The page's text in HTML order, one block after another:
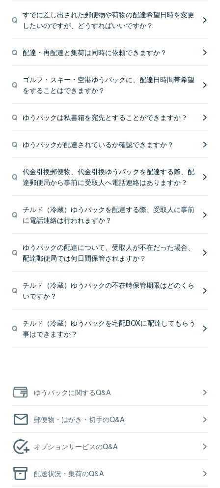
すでに差し出された郵便物や荷物の配達希望日時を変更
したいのですが、どうすればいいですか？
配達・再配達と集荷は同時に依頼できますか？
ゴルフ・スキー・空港ゆうパックに、配達日時間帯希望
をすることはできますか？
ゆうパックは私書箱を宛先とすることができますか？
ゆうパックが配達されているか確認できますか？
代金引換郵便物、代金引換ゆうパックを配達する際、配
達郵便局から事前に受取人へ電話連絡はありますか？
チルド（冷蔵）ゆうパックを配達する際、受取人に事前
に電話連絡は行われますか？
ゆうパックの配達について、受取人が不在だった場合、
配達郵便局では何日間保管されますか？
チルド（冷蔵）ゆうパックの不在時保管期限はどのくら
いですか？
チルド（冷蔵）ゆうパックを宅配BOXに配達してもらう
事はできますか？
ゆうパックに関するQ&A
郵便物・はがき・切手のQ&A
オプションサービスのQ&A
配送状況・集荷のQ&A